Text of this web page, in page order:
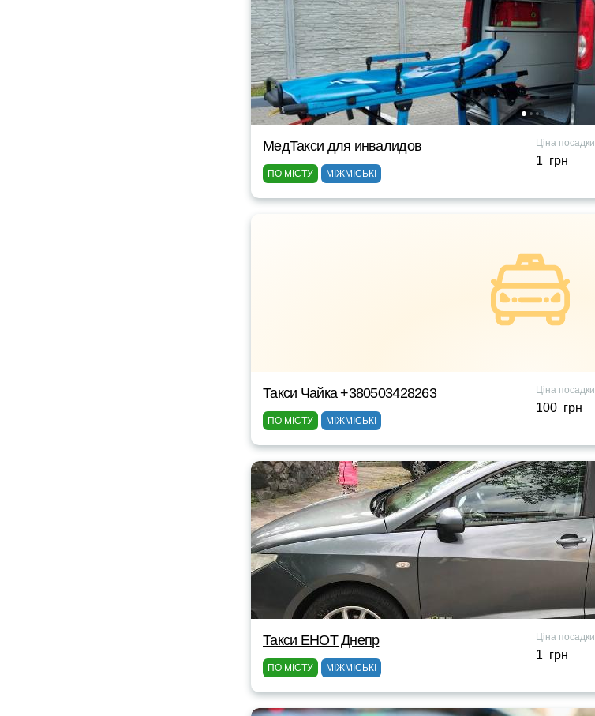
МедТакси для инвалидов
ПО МІСТУ МІЖМІСЬКІ
Ціна посадки
1 грн
Такси Чайка +380503428263
ПО МІСТУ МІЖМІСЬКІ
Ціна посадки
100 грн
Такси ЕНОТ Днепр
ПО МІСТУ МІЖМІСЬКІ
Ціна посадки
1 грн